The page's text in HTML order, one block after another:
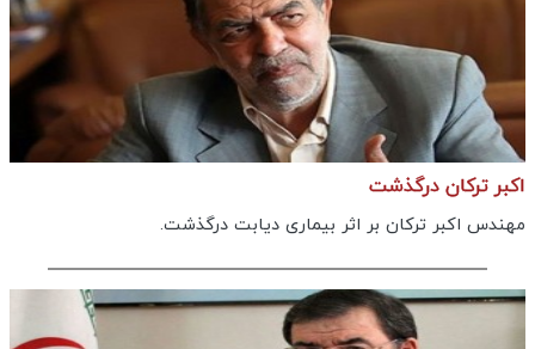
اکبر ترکان درگذشت
مهندس اکبر ترکان بر اثر بیماری دیابت درگذشت.